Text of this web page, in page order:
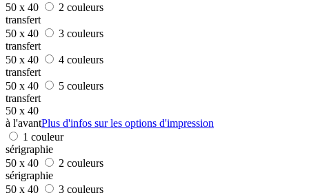
50 x 40
2 couleurs
transfert
50 x 40
3 couleurs
transfert
50 x 40
4 couleurs
transfert
50 x 40
5 couleurs
transfert
50 x 40
à l'avantPlus d'infos sur les options d'impression
1 couleur
sérigraphie
50 x 40
2 couleurs
sérigraphie
50 x 40
3 couleurs